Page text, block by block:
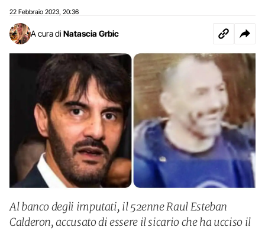
22 Febbraio 2023 20:36
A cura di Natascia Grbic
Al banco degli imputati, il 52enne Raul Esteban
Calderon, accusato di essere il sicario che ha ucciso il